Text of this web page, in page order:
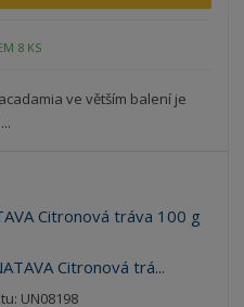
8 KS
ve větším balení je
Citronová trá...
UN08198